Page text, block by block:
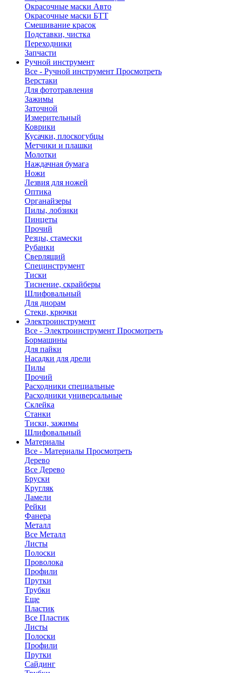
Окрасочные маски Авто
Окрасочные маски БТТ
Смешивание красок
Подставки, чистка
Переходники
Запчасти
Ручной инструмент
Все - Ручной инструмент Просмотреть
Верстаки
Для фототравления
Зажимы
Заточной
Измерительный
Коврики
Кусачки, плоскогубцы
Метчики и плашки
Молотки
Наждачная бумага
Ножи
Лезвия для ножей
Оптика
Органайзеры
Пилы, лобзики
Пинцеты
Прочий
Резцы, стамески
Рубанки
Сверлящий
Специнструмент
Тиски
Тиснение, скрайберы
Шлифовальный
Для диорам
Стеки, крючки
Электроинструмент
Все - Электроинструмент Просмотреть
Бормашины
Для пайки
Насадки для дрели
Пилы
Прочий
Расходники специальные
Расходники универсальные
Склейка
Станки
Тиски, зажимы
Шлифовальный
Материалы
Все - Материалы Просмотреть
Дерево
Все Дерево
Бруски
Кругляк
Ламели
Рейки
Фанера
Металл
Все Металл
Листы
Полоски
Проволока
Профили
Прутки
Трубки
Еще
Пластик
Все Пластик
Листы
Полоски
Профили
Прутки
Сайдинг